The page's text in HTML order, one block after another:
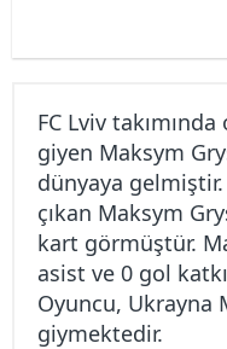
FC Lviv
giyen Maksym
dünyaya
çıkan Maksym
kart görmüştür.
asist ve 0 gol
Oyuncu, Ukrayna
giymektedir.